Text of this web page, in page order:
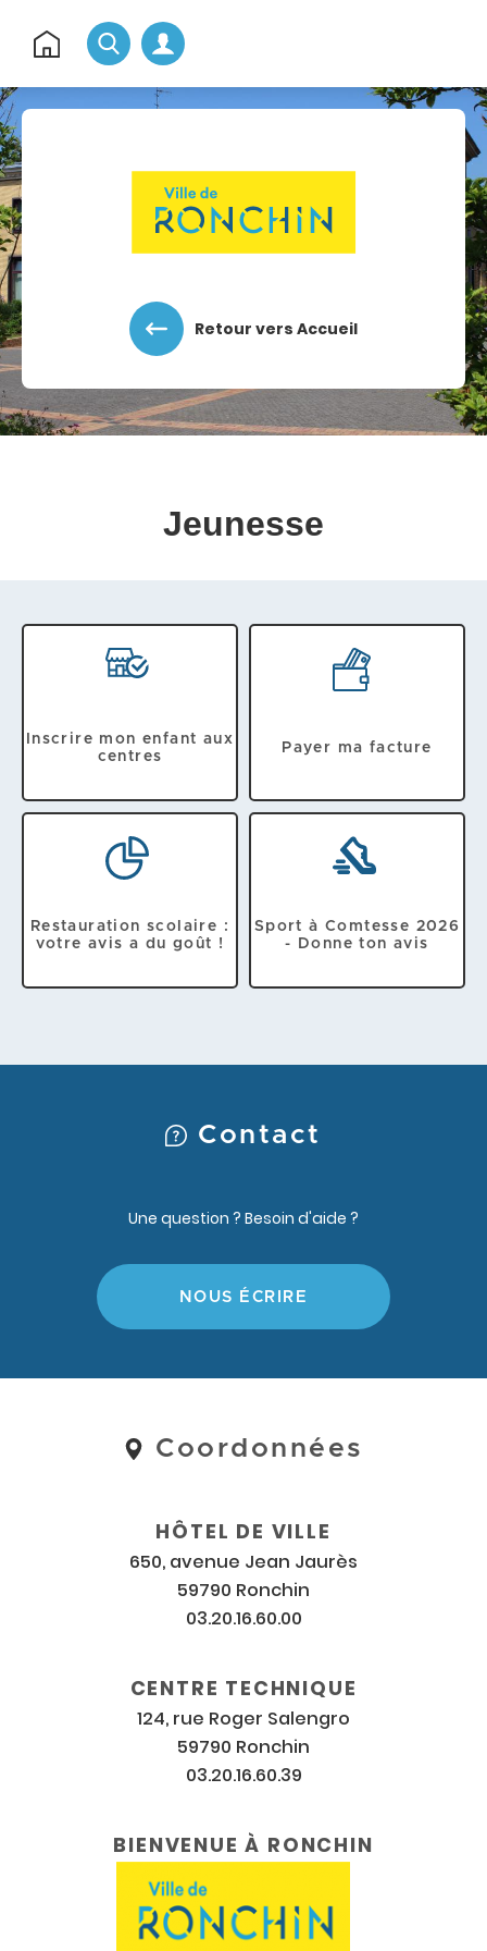
Accéder au menu
Retour
l'accueil
Rechercher
Retour vers Accueil
Jeunesse
Inscrire mon enfant aux
centres
Payer ma facture
Restauration scolaire :
votre avis a du goût !
Sport à Comtesse 2026
- Donne ton avis
Coordonnées
Coordonnées
horaires
HÔTEL DE VILLE
650, avenue Jean Jaurès
59790 Ronchin
03.20.16.60.00
CENTRE TECHNIQUE
124, rue Roger Salengro
59790 Ronchin
03.20.16.60.39
BIENVENUE À RONCHIN
Contact
Une question ? Besoin d'aide ?
NOUS ÉCRIRE